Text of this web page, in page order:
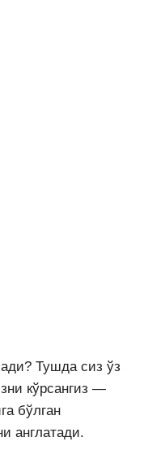
Тушда сиз ўз
кўрсангиз —
бўлган
англатади.